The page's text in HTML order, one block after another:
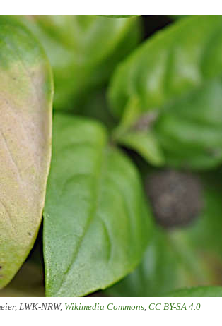
LWK-NRW, Wikimedia Commons,CC BY-SA 4.0